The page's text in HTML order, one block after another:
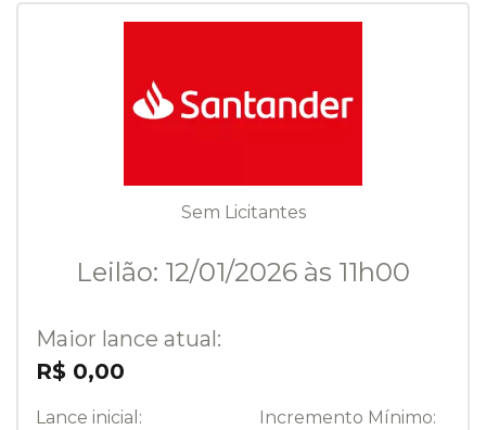
Sem Licitantes
Leilão: 12/01/2026 às 11h00
Maior lance atual:
R$ 0,00
Lance inicial:
Incremento Mínimo: